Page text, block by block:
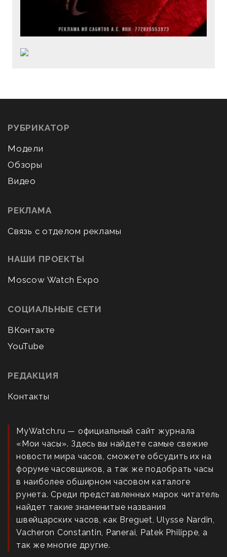
РУБРИКАТОР
Модели
Обзоры
Видео
РЕКЛАМА
Связь с отделом рекламы
НАШИ ПРОЕКТЫ
Moscow Watch Expo
СОЦИАЛЬНЫЕ СЕТИ
ВКонтакте
YouTube
РЕДАКЦИЯ
Контакты
MyWatch.ru — официальный сайт журнала
«Мои часы». Здесь вы найдете самые свежие
новости мира часов, сможете обсудить их на
форуме часовщиков, а так же подобрать часы
в наиболее обширном часовом каталоге
рунета. Среди представленных марок читатель
найдет такие знаменитые названия
швейцарских часов, как Breguet, Ulysse Nardin,
Vacheron Constantin, Panerai, Patek Philippe, а
так же многие другие.